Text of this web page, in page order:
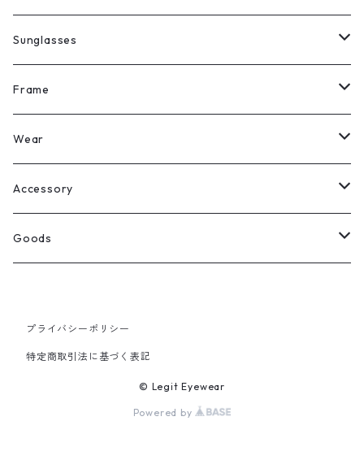
Sunglasses
All
Legit Eyewear
Select
Frame
ボストン
ウェリントン
スクエア
ラウンド
Wear
All
Tee
Sewat
Accessory
Ring
Silver
Bracelet
Goods
Cap
プライバシーポリシー
特定商取引法に基づく表記
© Legit Eyewear
Powered by